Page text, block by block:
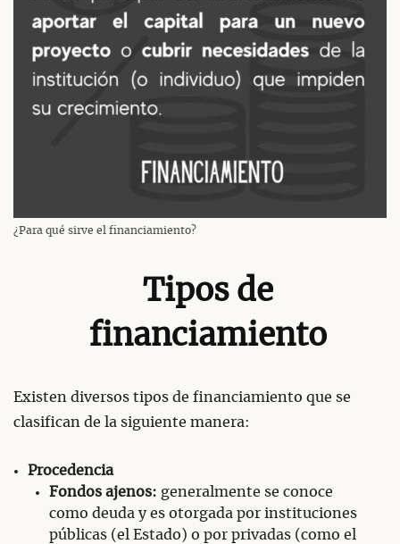
¿Para qué sirve el financiamiento?
Tipos de
financiamiento
Existen diversos tipos de financiamiento que se
clasifican de la siguiente manera:
Procedencia
Fondos ajenos: generalmente se conoce
como deuda y es otorgada por instituciones
públicas (el Estado) o por privadas (como el